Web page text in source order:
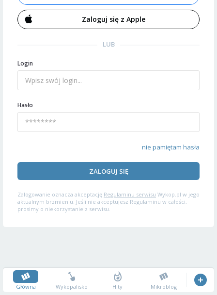
Zaloguj się z Apple
LUB
Login
Hasło
nie pamiętam hasła
ZALOGUJ SIĘ
Zalogowanie oznacza akceptację Regulaminu serwisu Wykop.pl w jego
aktualnym brzmieniu. Jeśli nie akceptujesz Regulaminu w całości,
prosimy o niekorzystanie z serwisu.
Główna Wykopalisko Hity Mikroblog